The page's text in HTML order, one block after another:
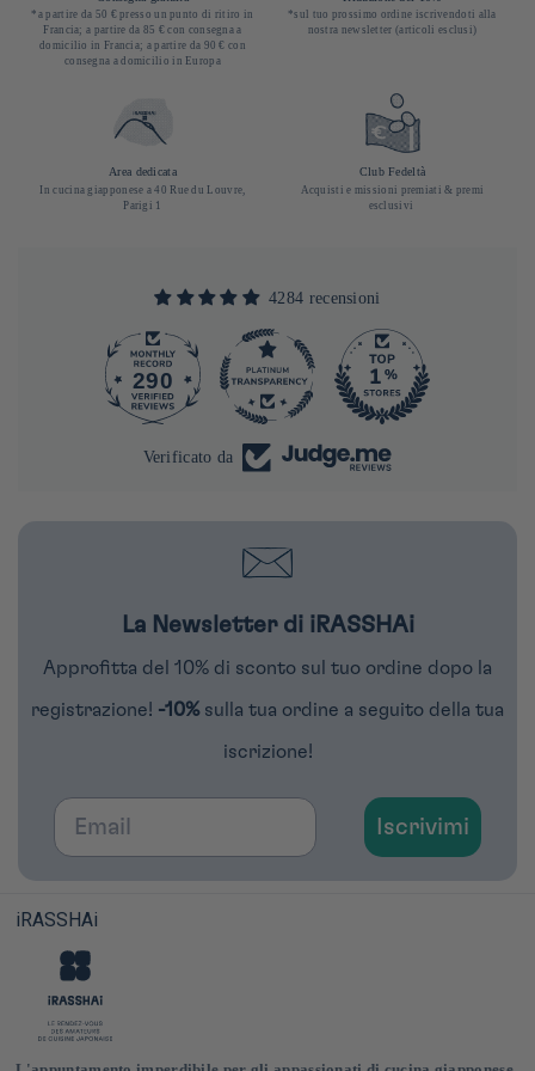
*a partire da 50 € presso un punto di ritiro in
Francia; a partire da 85 € con consegna a
domicilio in Francia; a partire da 90 € con
consegna a domicilio in Europa
*sul tuo prossimo ordine iscrivendoti alla
nostra newsletter (articoli esclusi)
Area dedicata
In cucina giapponese a 40 Rue du Louvre,
Parigi 1
Club Fedeltà
Acquisti e missioni premiati & premi
esclusivi
4284 recensioni
290
Verificato da
La Newsletter di iRASSHAi
Approfitta del 10% di sconto sul tuo ordine dopo la
registrazione! -10% sulla tua ordine a seguito della tua
iscrizione!
Email
Iscrivimi
iRASSHAi